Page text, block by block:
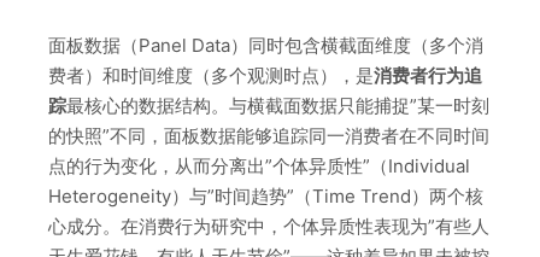
面板数据（Panel Data）同时包含横截面维度（多个消
费者）和时间维度（多个观测时点），是消费者行为追
踪最核心的数据结构。与横截面数据只能捕捉”某一时刻
的快照”不同，面板数据能够追踪同一消费者在不同时间
点的行为变化，从而分离出”个体异质性”（Individual
Heterogeneity）与”时间趋势”（Time Trend）两个核
心成分。在消费行为研究中，个体异质性表现为”有些人